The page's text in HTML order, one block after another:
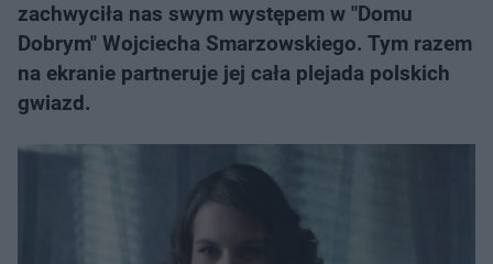
zachwyciła nas swym występem w "Domu
Dobrym" Wojciecha Smarzowskiego. Tym razem
na ekranie partneruje jej cała plejada polskich
gwiazd.